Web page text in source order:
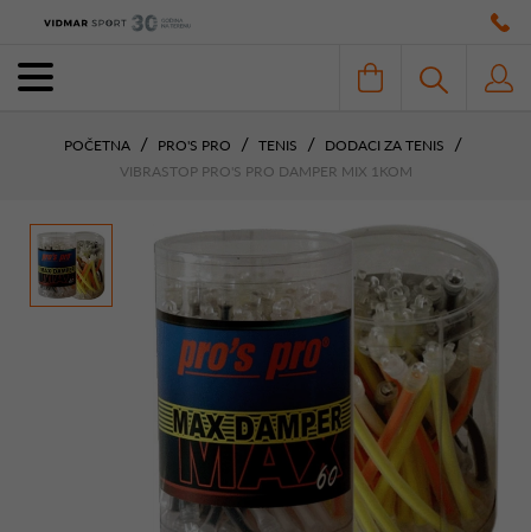
POČETNA PRO'S PRO TENIS
DODACI ZA TENIS
VIBRASTOP PRO'S PRO DAMPER MIX 1KOM